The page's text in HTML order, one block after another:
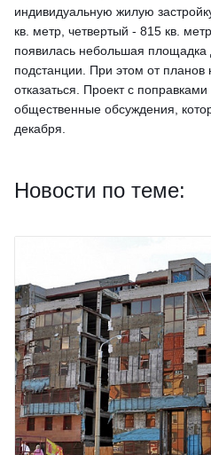
индивидуальную жилую
кв. метр, четвертый - 815 кв.
появилась небольшая
подстанции. При этом от
отказаться. Проект с
общественные обсуждения,
декабря.
Новости по теме: